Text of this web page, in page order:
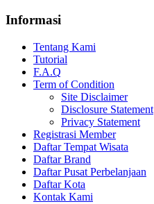
Informasi
Tentang Kami
Tutorial
F.A.Q
Term of Condition
Site Disclaimer
Disclosure Statement
Privacy Statement
Registrasi Member
Daftar Tempat Wisata
Daftar Brand
Daftar Pusat Perbelanjaan
Daftar Kota
Kontak Kami